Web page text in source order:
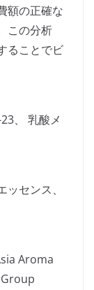
額の正確な
この分析
ることでビ
、 乳酸メ
センス、
Aroma